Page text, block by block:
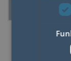
LÄS MER